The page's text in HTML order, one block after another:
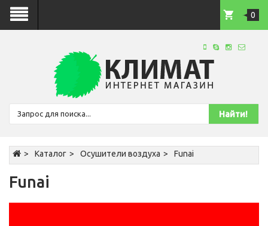
0
Каталог Осушители воздуха Funai
Funai